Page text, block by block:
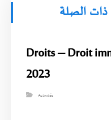
Droits – Droit
2023
Activités